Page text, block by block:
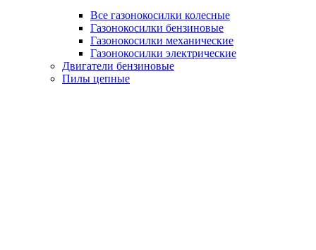
Все газонокосилки колесные
Газонокосилки бензиновые
Газонокосилки механические
Газонокосилки электрические
Двигатели бензиновые
Пилы цепные